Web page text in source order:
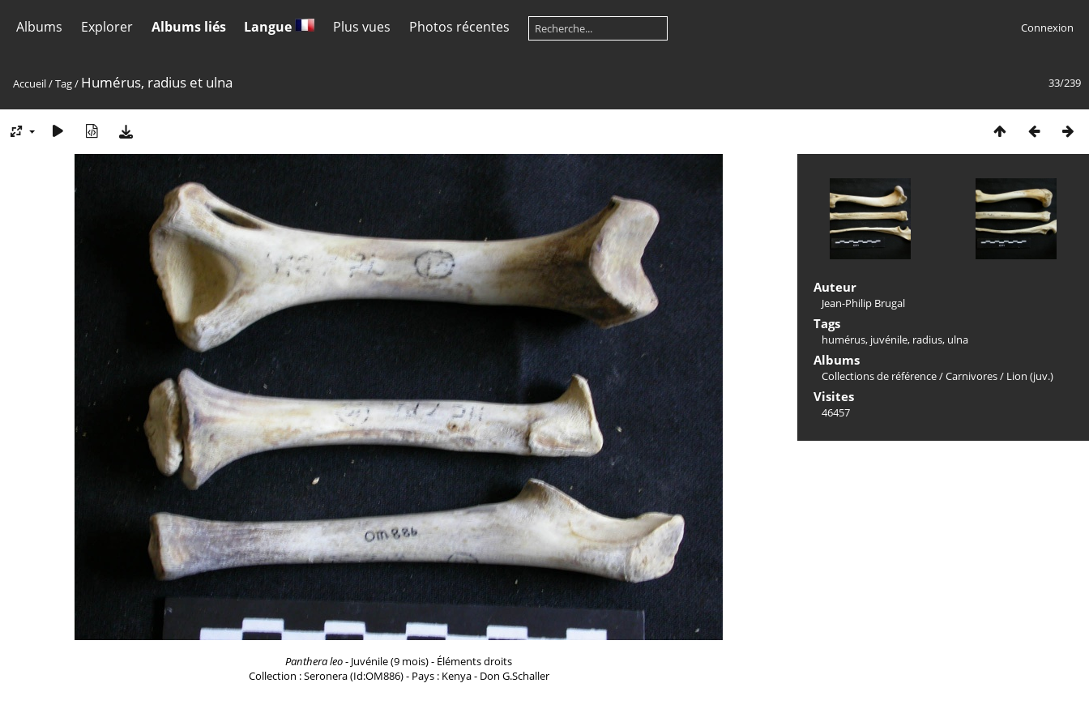
Albums Explorer Albums liés Langue Plus vues Photos récentes Connexion
33/239
Accueil/Tag/ Humérus, radius et ulna
Panthera leo- Juvénile (9 mois) - Éléments droits
Collection : Seronera (Id:OM886) - Pays : Kenya - Don G.Schaller
Auteur
Jean-Philip Brugal
Tags
humérus, juvénile, radius, ulna
Albums
Collections de référence/Carnivores/ Lion (juv.)
Visites
46457